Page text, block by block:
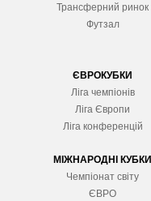
Трансферний ринок
Футзал
ЄВРОКУБКИ
Ліга чемпіонів
Ліга Європи
Ліга конференцій
МІЖНАРОДНІ КУБКИ
Чемпіонат світу
ЄВРО